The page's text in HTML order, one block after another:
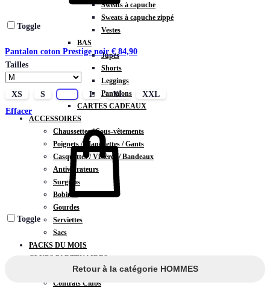
Sweats à capuche
Sweats à capuche zippé
Vestes
BAS
Jupes
Shorts
Leggings
Pantalons
CARTES CADEAUX
ACCESSOIRES
Chaussettes / Sous-vêtements
Poignets / Manchettes / Gants
Casquettes / Visières / Bandeaux
Antivibrateurs
Surgrips
Bobines
Gourdes
Serviettes
Sacs
PACKS DU MOIS
CLUBS PARTENAIRES
DEVENIR PARTENAIRE
Contrats Clubs
Toggle
Pantalon coton Prestige noir € 84,90
Tailles
XS S L XL
XXL
Effacer
Toggle
Retour à la catégorie HOMMES